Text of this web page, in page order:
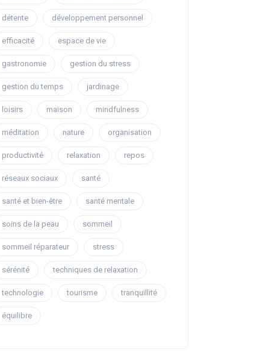
détente développement personnel
efficacité espace de vie
gastronomie gestion du stress
gestion du temps jardinage
loisirs maison mindfulness
méditation nature organisation
productivité relaxation repos
réseaux sociaux santé
santé et bien-être santé mentale
soins de la peau sommeil
sommeil réparateur stress
sérénité techniques de relaxation
technologie tourisme tranquillité
équilibre